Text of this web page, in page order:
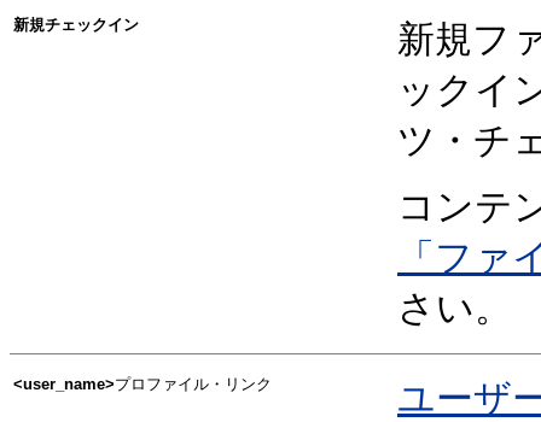
新規チェックイン
新規フ
ックイ
ツ・チ
コンテ
「ファ
さい。
<user_name>プロファイル・リンク
ユーザ